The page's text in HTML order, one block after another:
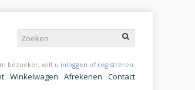
bezoeker, wilt u inloggen of registreren.
Winkelwagen Afrekenen Contact